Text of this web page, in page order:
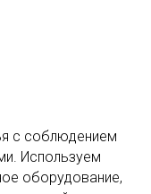
с соблюдением
Используем
оборудование,